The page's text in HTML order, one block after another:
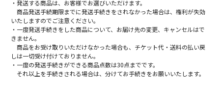
・発送する商品は、お客様でお選びいただけます。
商品発送手続期限までに発送手続きをされなかった場合は、権利が失効
いたしますのでご注意ください。
・一度発送手続きをした商品について、お届け先の変更、キャンセルはで
きません。
商品をお受け取りいただけなかった場合も、チケット代・送料の払い戻
しは一切受け付けておりません。
・一度の発送手続きができる商品点数は30点までです。
それ以上を手続きされる場合は、分けてお手続きをお願いいたします。